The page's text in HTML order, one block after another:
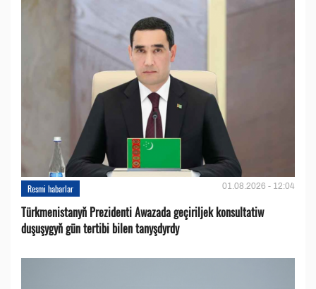
Resmi habarlar 01.08.2026 - 12:04
Türkmenistanyň Prezidenti Awazada geçiriljek konsultatiw
duşuşygyň gün tertibi bilen tanyşdyrdy